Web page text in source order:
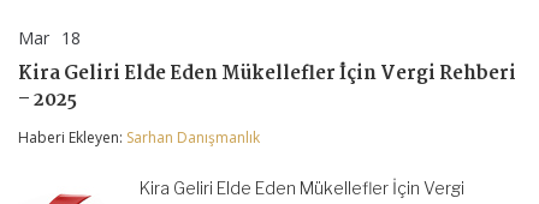
Mar 18
Geliri
Elde
İçin
Rehberi
Kira Geliri Elde Eden Mükellefler İçin Vergi Rehberi
– 2025
Haberi Ekleyen: Sarhan Danışmanlık
Kira Geliri Elde Eden Mükellefler İçin Vergi